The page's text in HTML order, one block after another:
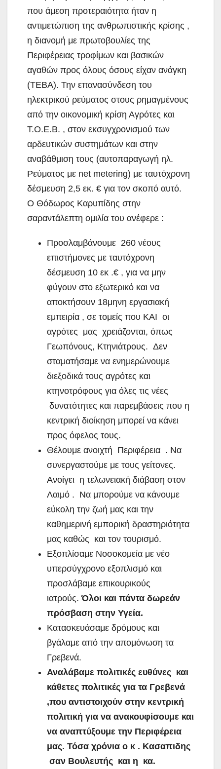
που άμεση προτεραιότητα ήταν η
αντιμετώπιση της ανθρωπιστικής κρίσης ,
η διανομή με πρωτοβουλίες της
Περιφέρειας τροφίμων και βασικών
αγαθών προς όλους όσους είχαν ανάγκη
(ΤΕΒΑ). Την επανασύνδεση του
ηλεκτρικού ρεύματος στους ρημαγμένους
από την οικονομική κρίση Αγρότες και
Τ.Ο.Ε.Β. , στον εκσυγχρονισμού των
αρδευτικών συστημάτων και στην
αναβάθμιση τους (αυτοπαραγωγή ηλ.
Ρεύματος με net metering) με ταυτόχρονη
δέσμευση 2,5 εκ. € για τον σκοπό αυτό.
Ο Θόδωρος Καρυπίδης στην
σαραντάλεπτη ομιλία του ανέφερε :
Προσλαμβάνουμε 260 νέους
επιστήμονες με ταυτόχρονη
δέσμευση 10 εκ .€ , για να μην
φύγουν στο εξωτερικό και να
αποκτήσουν 18μηνη εργασιακή
εμπειρία , σε τομείς που ΚΑΙ οι
αγρότες μας χρειάζονται, όπως
Γεωπόνους, Κτηνιάτρους. Δεν
σταματήσαμε να ενημερώνουμε
διεξοδικά τους αγρότες και
κτηνοτρόφους για όλες τις νέες
δυνατότητες και παρεμβάσεις που η
κεντρική διοίκηση μπορεί να κάνει
προς όφελος τους.
Θέλουμε ανοιχτή Περιφέρεια . Να
συνεργαστούμε με τους γείτονες.
Ανοίγει η τελωνειακή διάβαση στον
Λαιμό . Να μπορούμε να κάνουμε
εύκολη την ζωή μας και την
καθημερινή εμπορική δραστηριότητα
μας καθώς και τον τουρισμό.
Εξοπλίσαμε Νοσοκομεία με νέο
υπερσύγχρονο εξοπλισμό και
προσλάβαμε επικουρικούς
ιατρούς.Όλοι και πάντα δωρεάν
πρόσβαση στην Υγεία.
Κατασκευάσαμε δρόμους και
βγάλαμε από την απομόνωση τα
Γρεβενά.
Αναλάβαμε πολιτικές ευθύνες και
κάθετες πολιτικές για τα Γρεβενά
,που αντιστοιχούν στην κεντρική
πολιτική για να ανακουφίσουμε και
να αναπτύξουμε την Περιφέρεια
μας. Τόσα χρόνια ο κ . Κασαπιδης
σαν Βουλευτής και η κα.